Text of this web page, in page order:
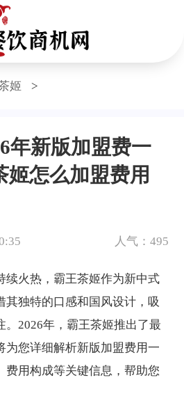
姬 >
年新版加盟费一
姬怎么加盟费用
人气：495
火热，霸王茶姬作为新中式
其独特的口感和国风设计，吸
。2026年，霸王茶姬推出了最
为您详细解析新版加盟费用一
费用构成等关键信息，帮助您